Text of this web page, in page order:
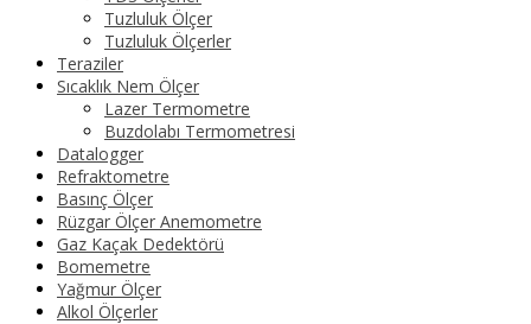
Tuzluluk Ölçer
Tuzluluk Ölçerler
Teraziler
Sıcaklık Nem Ölçer
Lazer Termometre
Buzdolabı Termometresi
Datalogger
Refraktometre
Basınç Ölçer
Rüzgar Ölçer Anemometre
Gaz Kaçak Dedektörü
Bomemetre
Yağmur Ölçer
Alkol Ölçerler